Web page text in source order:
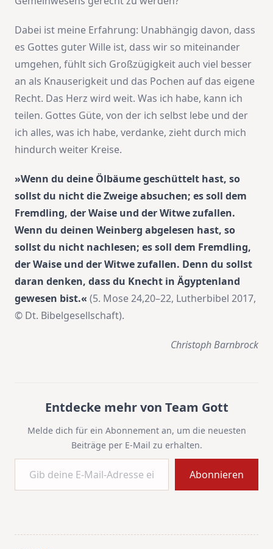
Dabei ist meine Erfahrung: Unabhängig davon, dass
es Gottes guter Wille ist, dass wir so miteinander
umgehen, fühlt sich Großzügigkeit auch viel besser
an als Knauserigkeit und das Pochen auf das eigene
Recht. Das Herz wird weit. Was ich habe, kann ich
teilen. Gottes Güte, von der ich selbst lebe und der
ich alles, was ich habe, verdanke, zieht durch mich
hindurch weiter Kreise.
»Wenn du deine Ölbäume geschüttelt hast, so
sollst du nicht die Zweige absuchen; es soll dem
Fremdling, der Waise und der Witwe zufallen.
Wenn du deinen Weinberg abgelesen hast, so
sollst du nicht nachlesen; es soll dem Fremdling,
der Waise und der Witwe zufallen. Denn du sollst
daran denken, dass du Knecht in Ägyptenland
gewesen bist.« (5. Mose 24,20–22, Lutherbibel 2017,
© Dt. Bibelgesellschaft).
Christoph Barnbrock
Entdecke mehr von Team Gott
Melde dich für ein Abonnement an, um die neuesten
Beiträge per E-Mail zu erhalten.
Gib deine E-Mail-Adresse ein ...
Abonnieren